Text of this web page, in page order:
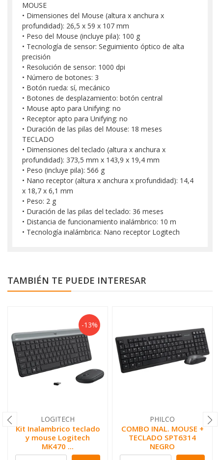
MOUSE
• Dimensiones del Mouse (altura x anchura x
profundidad): 26,5 x 59 x 107 mm
• Peso del Mouse (incluye pila): 100 g
• Tecnología de sensor: Seguimiento óptico de alta
precisión
• Resolución de sensor: 1000 dpi
• Número de botones: 3
• Botón rueda: sí, mecánico
• Botones de desplazamiento: botón central
• Mouse apto para Unifying: no
• Receptor apto para Unifying: no
• Duración de las pilas del Mouse: 18 meses
TECLADO
• Dimensiones del teclado (altura x anchura x
profundidad): 373,5 mm x 143,9 x 19,4 mm
• Peso (incluye pila): 566 g
• Nano receptor (altura x anchura x profundidad): 14,4
x 18,7 x 6,1 mm
• Peso: 2 g
• Duración de las pilas del teclado: 36 meses
• Distancia de funcionamiento inalámbrico: 10 m
• Tecnología inalámbrica: Nano receptor Logitech
TAMBIÉN TE PUEDE INTERESAR
-13%
LOGITECH
Kit Inalambrico teclado
y mouse Logitech
MK470 ...
PHILCO
COMBO INAL. MOUSE +
TECLADO SPT6314
NEGRO